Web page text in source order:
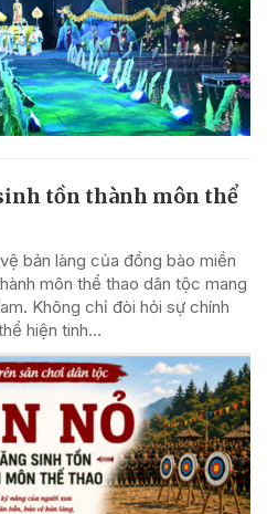
tồn thành môn thể
bản làng của đồng bào miền
môn thể thao dân tộc mang
Không chỉ đòi hỏi sự chính
hiện tinh...